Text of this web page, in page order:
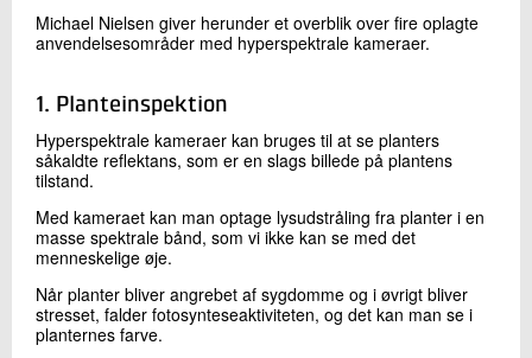
Michael Nielsen giver herunder et overblik over fire oplagte
anvendelsesområder med hyperspektrale kameraer.
1. Planteinspektion
Hyperspektrale kameraer kan bruges til at se planters
såkaldte reflektans, som er en slags billede på plantens
tilstand.
Med kameraet kan man optage lysudstråling fra planter i en
masse spektrale bånd, som vi ikke kan se med det
menneskelige øje.
Når planter bliver angrebet af sygdomme og i øvrigt bliver
stresset, falder fotosynteseaktiviteten, og det kan man se i
planternes farve.